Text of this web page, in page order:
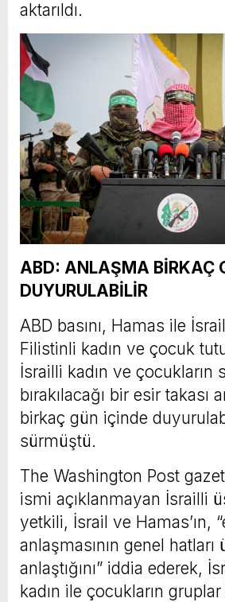
aktarıldı.
ABD: ANLAŞMA BİRKAÇ
DUYURULABİLİR
ABD basını, Hamas ile
Filistinli kadın ve çocuk
İsrailli kadın ve çocukların
bırakılacağı bir esir takası
birkaç gün içinde
sürmüştü.
The Washington Post
ismi açıklanmayan İsrailli
yetkili, İsrail ve Hamas’ın,
anlaşmasının genel hatları
anlaştığını” iddia ederek,
kadın ile çocukların